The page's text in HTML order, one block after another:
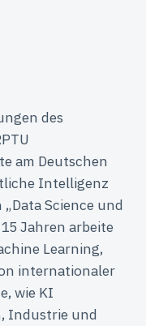
des
am Deutschen
Intelligenz
Science und
Jahren arbeite
Learning,
internationaler
wie KI
Industrie und